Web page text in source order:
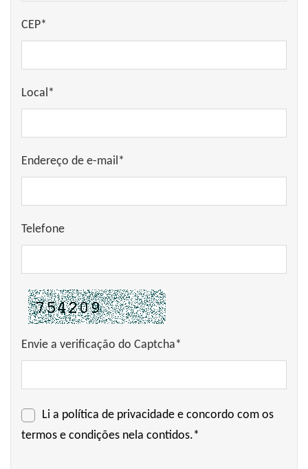
CEP*
Local*
Endereço de e-mail*
Telefone
Envie a verificação do Captcha*
Li a política de privacidade e concordo com os
termos e condições nela contidos.*